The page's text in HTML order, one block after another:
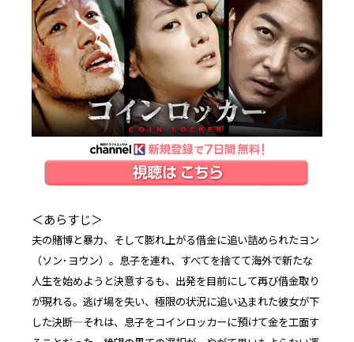
＜あらすじ＞
夫の賭博と暴力、そして膨れ上がる借金に追い詰められたヨン
（ソン･ヨウン）。息子を連れ、すべてを捨てて海外で新たな
人生を始めようと決意するも、出発を目前にして再び借金取り
が現れる。逃げ場を失い、極限の状況に追い込まれた彼女が下
した決断―それは、息子をコインロッカーに預けて金を工面す